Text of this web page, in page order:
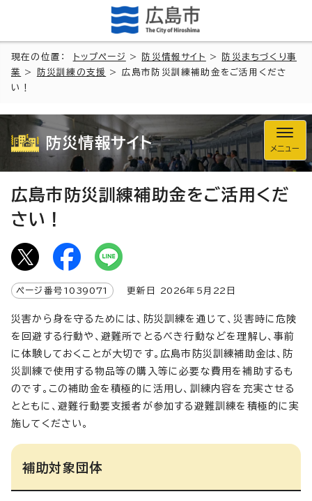
現在の位置： トップページ > 防災情報サイト >
防災まちづくり事
業
> 防災訓練の支援
> 広島市防災訓練補助金をご活用くださ
い！
防災情報サイト メニュー
広島市防災訓練補助金をご活用くだ
さい！
ページ番号 1039071 更新日 2026年5月 22 日
災害から身を守るためには、防災訓練を通じて、災害時に危険
を回避する行動や、避難所でとるべき行動などを理解し、事前
に体験しておくことが大切です。広島市防災訓練補助金は、防
災訓練で使用する物品等の購入等に必要な費用を補助するも
のです。この補助金を積極的に活用し、訓練内容を充実させる
とともに、避難行動要支援者が参加する避難訓練を積極的に実
施してください。
補助対象団体